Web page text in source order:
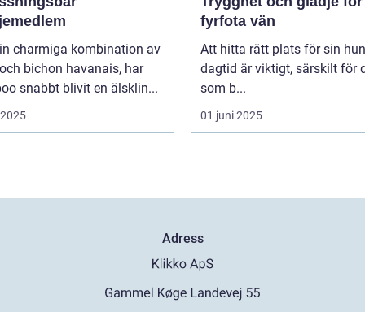
charmiga kombination av
bichon havanais, har
snabbt blivit en älsklin...
fyrfota vän
Att hitta rätt plats för sin
dagtid är viktigt, särskilt för
som b...
01 juni 2025
Adress